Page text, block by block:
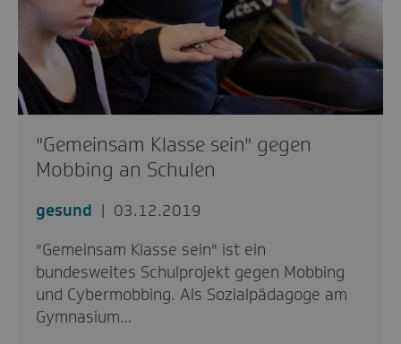
"Gemeinsam Klasse sein" gegen
Mobbing an Schulen
gesund
03.12.2019
"Gemeinsam Klasse sein" ist ein
bundesweites Schulprojekt gegen Mobbing
und Cybermobbing. Als Sozialpädagoge am
Gymnasium…